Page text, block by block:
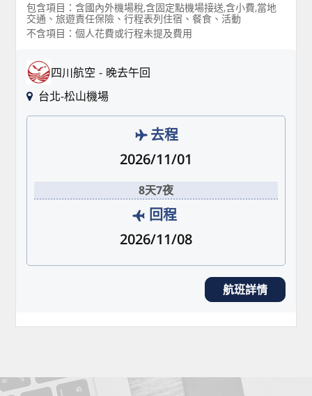
包含項目：含國內外機場稅,含固定點機場接送,含小費,當地
交通、旅遊責任保險、行程表列住宿、餐食、活動
不含項目：個人花費或行程未提及費用
四川航空
晚去午回
台北-松山機場
去程
2026/11/01
8天7夜
回程
2026/11/08
航班詳情